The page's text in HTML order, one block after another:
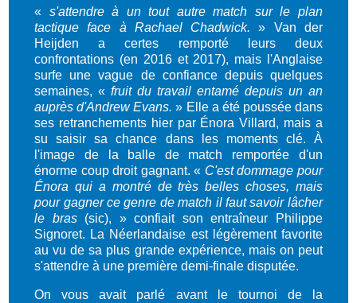
« s'attendre à un tout autre match sur le plan
tactique face à Rachael Chadwick. » Van der
Heijden a certes remporté leurs deux
confrontations (en 2016 et 2017), mais l'Anglaise
surfe une vague de confiance depuis quelques
semaines, «fruit du travail entamé depuis un an
auprès d'Andrew Evans. » Elle a été poussée dans
ses retranchements hier par Énora Villard, mais a
su saisir sa chance dans les moments clé. À
l'image de la balle de match remportée d'un
énorme coup droit gagnant. « C'est dommage pour
Énora qui a montré de très belles choses, mais
pour gagner ce genre de match il faut savoir lâcher
le bras(sic), » confiait son entraîneur Philippe
Signoret. La Néerlandaise est légèrement favorite
au vu de sa plus grande expérience, mais on peut
s'attendre à une première demi-finale disputée.
On vous avait parlé avant le tournoi de la